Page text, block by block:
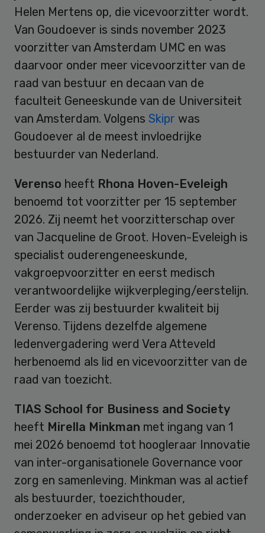
Helen Mertens op, die vicevoorzitter wordt.
Van Goudoever is sinds november 2023
voorzitter van Amsterdam UMC en was
daarvoor onder meer vicevoorzitter van de
raad van bestuur en decaan van de
faculteit Geneeskunde van de Universiteit
van Amsterdam. Volgens Skipr was
Goudoever al de meest invloedrijke
bestuurder van Nederland.
Verenso heeft Rhona Hoven-Eveleigh
benoemd tot voorzitter per 15 september
2026. Zij neemt het voorzitterschap over
van Jacqueline de Groot. Hoven-Eveleigh is
specialist ouderengeneeskunde,
vakgroepvoorzitter en eerst medisch
verantwoordelijke wijkverpleging/eerstelijn.
Eerder was zij bestuurder kwaliteit bij
Verenso. Tijdens dezelfde algemene
ledenvergadering werd Vera Atteveld
herbenoemd als lid en vicevoorzitter van de
raad van toezicht.
TIAS School for Business and Society
heeft Mirella Minkman met ingang van 1
mei 2026 benoemd tot hoogleraar Innovatie
van inter-organisationele Governance voor
zorg en samenleving. Minkman was al actief
als bestuurder, toezichthouder,
onderzoeker en adviseur op het gebied van